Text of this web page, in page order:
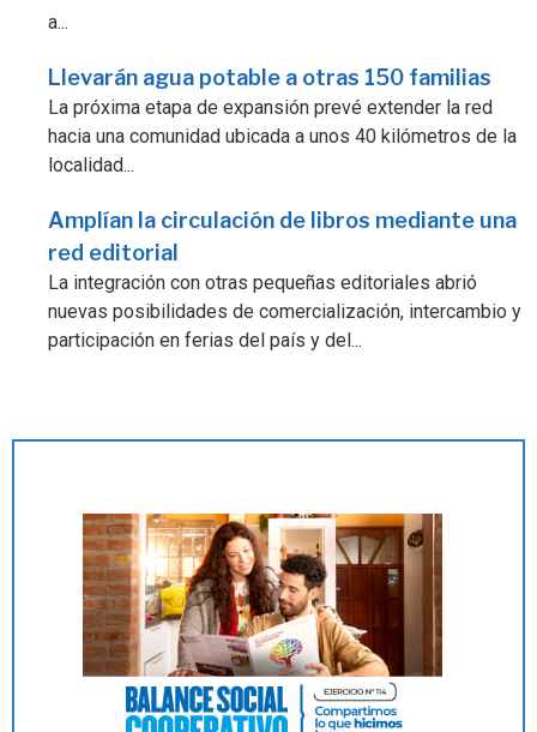
a...
Llevarán agua potable a otras 150 familias
La próxima etapa de expansión prevé extender la red
hacia una comunidad ubicada a unos 40 kilómetros de la
localidad...
Amplían la circulación de libros mediante una
red editorial
La integración con otras pequeñas editoriales abrió
nuevas posibilidades de comercialización, intercambio y
participación en ferias del país y del...